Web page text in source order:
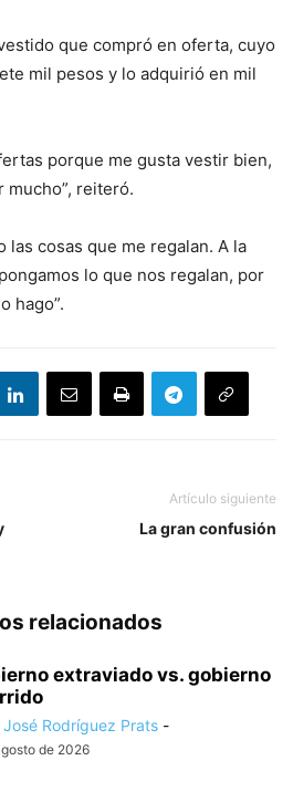
que compró en oferta, cuyo
mil pesos y lo adquirió en mil
porque me gusta vestir bien,
mucho”, reiteró.
las cosas que me regalan. A la
lo que nos regalan, por
hago”.
Artículo siguiente
La gran confusión
relacionados
extraviado vs. gobierno
Rodríguez Prats -
de 2026